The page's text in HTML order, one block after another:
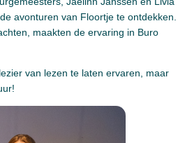
avonturen van Floortje te ontdekken.
maakten de ervaring in Buro
van lezen te laten ervaren, maar